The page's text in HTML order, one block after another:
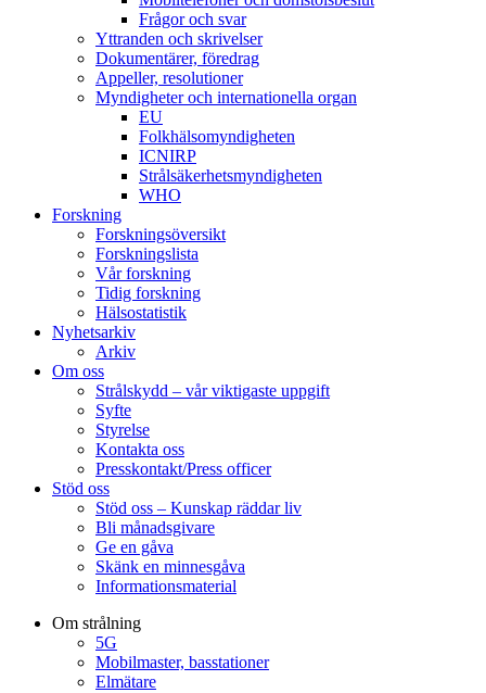
Frågor och svar
Yttranden och skrivelser
Dokumentärer, föredrag
Appeller, resolutioner
Myndigheter och internationella organ
EU
Folkhälsomyndigheten
ICNIRP
Strålsäkerhetsmyndigheten
WHO
Forskning
Forskningsöversikt
Forskningslista
Vår forskning
Tidig forskning
Hälsostatistik
Nyhetsarkiv
Arkiv
Om oss
Strålskydd – vår viktigaste uppgift
Syfte
Styrelse
Kontakta oss
Presskontakt/Press officer
Stöd oss
Stöd oss – Kunskap räddar liv
Bli månadsgivare
Ge en gåva
Skänk en minnesgåva
Informationsmaterial
Om strålning
5G
Mobilmaster, basstationer
Elmätare